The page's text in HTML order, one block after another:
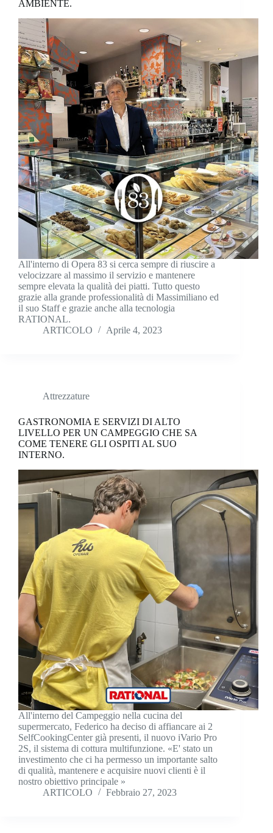
AMBIENTE.
All'interno di Opera 83 si cerca sempre di riuscire a
velocizzare al massimo il servizio e mantenere
sempre elevata la qualità dei piatti. Tutto questo
grazie alla grande professionalità di Massimiliano ed
il suo Staff e grazie anche alla tecnologia
RATIONAL.
ARTICOLO
Aprile 4, 2023
Attrezzature
GASTRONOMIA E SERVIZI DI ALTO
LIVELLO PER UN CAMPEGGIO CHE SA
COME TENERE GLI OSPITI AL SUO
INTERNO.
All'interno del Campeggio nella cucina del
supermercato, Federico ha deciso di affiancare ai 2
SelfCookingCenter già presenti, il nuovo iVario Pro
2S, il sistema di cottura multifunzione. «E' stato un
investimento che ci ha permesso un importante salto
di qualità, mantenere e acquisire nuovi clienti è il
nostro obiettivo principale »
ARTICOLO
Febbraio 27, 2023